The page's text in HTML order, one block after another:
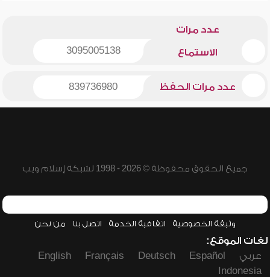
عدد مرات
الاستماع 3095005138
عدد مرات الحفظ 839736980
جميع الحقوق محفوظة © 2026 - 1998 لشبكة إسلام ويب
وثيقة الخصوصية اتفاقية الخدمة اتصل بنا من نحن
لغات الموقع:
عربي
Español
Deutsch
Français
English
Indonesia